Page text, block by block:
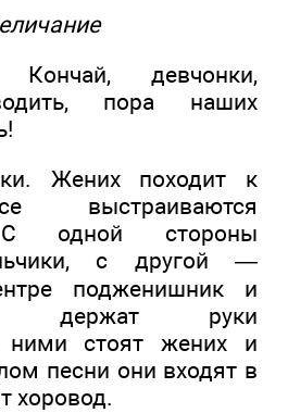
Кончай, девчонки,
пора наших
Жених походит к
выстраиваются
С одной стороны
с другой —
подженишник и
держат руки
ними стоят жених и
песни они входят в
хоровод.